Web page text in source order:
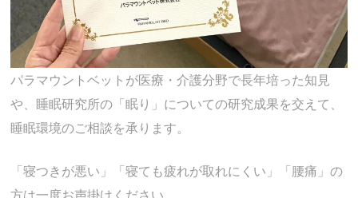
パラマウントベットが医療・介護分野で長年培った知見
や、睡眠研究所の「眠り」についての研究成果を交えて、
睡眠環境のご相談を承ります。
「寝つきが悪い」「寝ても疲れが取れにくい」「腰痛」の
方は一度お声掛けください。